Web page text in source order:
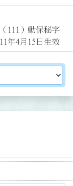
111）動保秘字
年4月15日生效